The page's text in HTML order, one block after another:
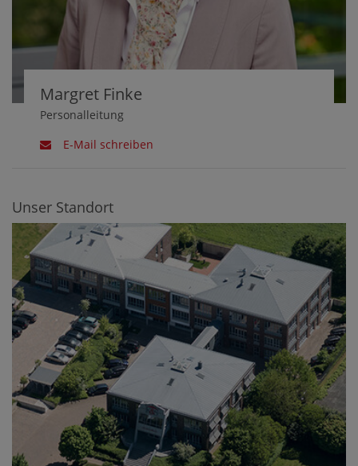
Margret Finke
Personalleitung
E-Mail schreiben
Unser Standort